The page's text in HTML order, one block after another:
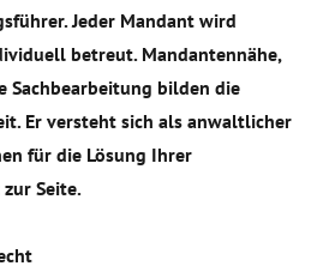
Jeder Mandant wird
betreut. Mandantennähe,
Sachbearbeitung bilden die
Er versteht sich als anwaltlicher
für die Lösung Ihrer
Seite.